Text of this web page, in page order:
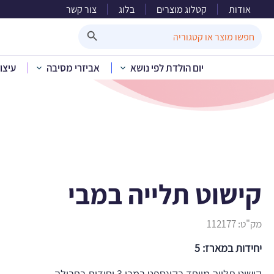
אודות קטלוג מוצרים בלוג צור קשר
for:
יום הולדת לפי נושא אביזרי מסיבה
בית»קטלוג
קישוט תלייה במבי
מק"ט:112177
יחידות במארז: 5